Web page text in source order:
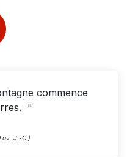
commence
"
av. J.-C.)